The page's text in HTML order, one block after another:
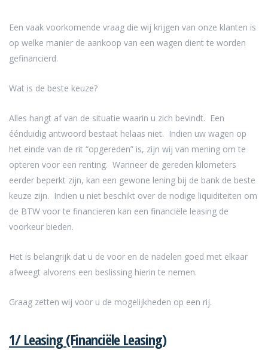
Een vaak voorkomende vraag die wij krijgen van onze klanten is
op welke manier de aankoop van een wagen dient te worden
gefinancierd.
Wat is de beste keuze?
Alles hangt af van de situatie waarin u zich bevindt. Een
éénduidig antwoord bestaat helaas niet. Indien uw wagen op
het einde van de rit “opgereden” is, zijn wij van mening om te
opteren voor een renting. Wanneer de gereden kilometers
eerder beperkt zijn, kan een gewone lening bij de bank de beste
keuze zijn. Indien u niet beschikt over de nodige liquiditeiten om
de BTW voor te financieren kan een financiële leasing de
voorkeur bieden.
Het is belangrijk dat u de voor en de nadelen goed met elkaar
afweegt alvorens een beslissing hierin te nemen.
Graag zetten wij voor u de mogelijkheden op een rij.
1/ Leasing (Financiële Leasing)